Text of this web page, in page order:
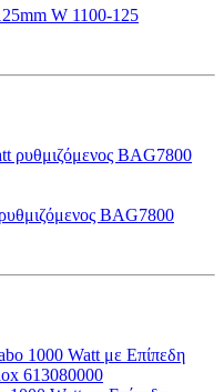
W 1100-125
BAG7800